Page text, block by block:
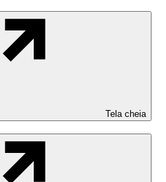
Tela cheia